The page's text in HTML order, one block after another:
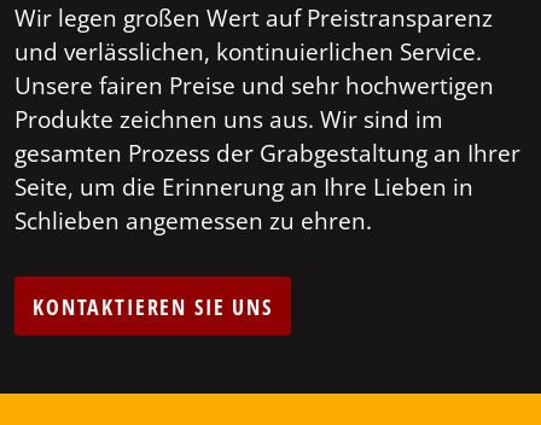
Wir legen großen Wert auf Preistransparenz
und verlässlichen, kontinuierlichen Service.
Unsere fairen Preise und sehr hochwertigen
Produkte zeichnen uns aus. Wir sind im
gesamten Prozess der Grabgestaltung an Ihrer
Seite, um die Erinnerung an Ihre Lieben in
Schlieben angemessen zu ehren.
KONTAKTIEREN SIE UNS